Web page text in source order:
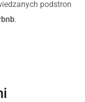
podstron
.